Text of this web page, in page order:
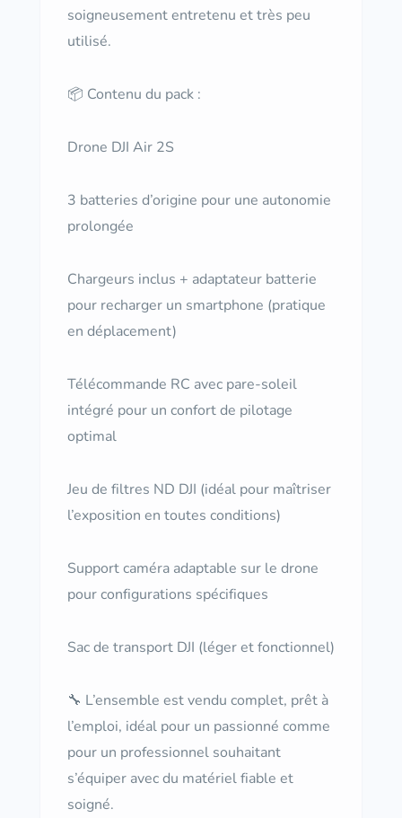
soigneusement entretenu et très peu
utilisé.
📦 Contenu du pack :
Drone DJI Air 2S
3 batteries d’origine pour une autonomie
prolongée
Chargeurs inclus + adaptateur batterie
pour recharger un smartphone (pratique
en déplacement)
Télécommande RC avec pare-soleil
intégré pour un confort de pilotage
optimal
Jeu de filtres ND DJI (idéal pour maîtriser
l’exposition en toutes conditions)
Support caméra adaptable sur le drone
pour configurations spécifiques
Sac de transport DJI (léger et fonctionnel)
🔧 L’ensemble est vendu complet, prêt à
l’emploi, idéal pour un passionné comme
pour un professionnel souhaitant
s’équiper avec du matériel fiable et
soigné.